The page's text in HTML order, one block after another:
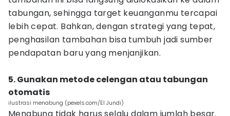
tabungan, sehingga target keuanganmu tercapai
lebih cepat. Bahkan, dengan strategi yang tepat,
penghasilan tambahan bisa tumbuh jadi sumber
pendapatan baru yang menjanjikan.
5. Gunakan metode celengan atau tabungan
otomatis
ilustrasi menabung (pexels.com/El Jundi)